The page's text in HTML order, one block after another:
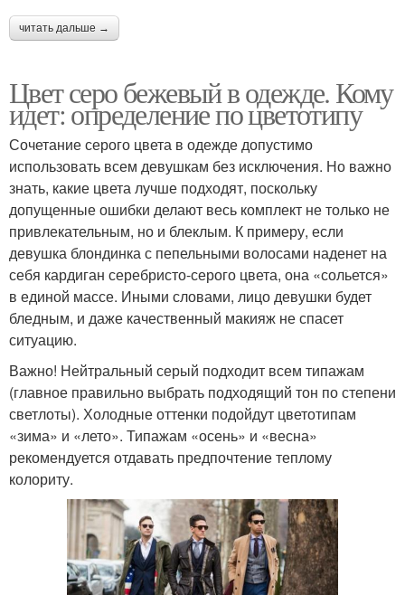
читать дальше →
Цвет серо бежевый в одежде. Кому
идет: определение по цветотипу
Сочетание серого цвета в одежде допустимо
использовать всем девушкам без исключения. Но важно
знать, какие цвета лучше подходят, поскольку
допущенные ошибки делают весь комплект не только не
привлекательным, но и блеклым. К примеру, если
девушка блондинка с пепельными волосами наденет на
себя кардиган серебристо-серого цвета, она «сольется»
в единой массе. Иными словами, лицо девушки будет
бледным, и даже качественный макияж не спасет
ситуацию.
Важно! Нейтральный серый подходит всем типажам
(главное правильно выбрать подходящий тон по степени
светлоты). Холодные оттенки подойдут цветотипам
«зима» и «лето». Типажам «осень» и «весна»
рекомендуется отдавать предпочтение теплому
колориту.